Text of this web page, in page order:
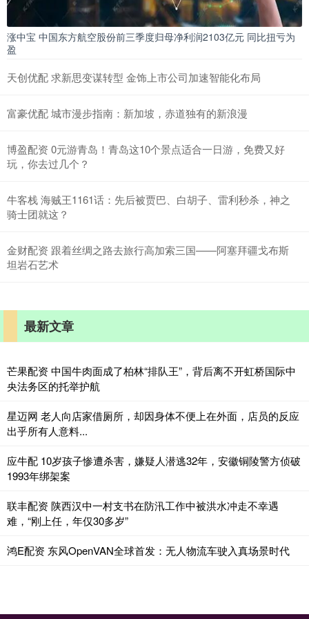
涨中宝 中国东方航空股份前三季度归母净利润2103亿元 同比扭亏为
盈
天创优配 求新思变谋转型 金饰上市公司加速智能化布局
富豪优配 城市漫步指南：新加坡，赤道独有的新浪漫
博盈配资 0元游青岛！青岛这10个景点适合一日游，免费又好
玩，你去过几个？
牛客栈 海贼王1161话：先后被贾巴、白胡子、雷利秒杀，神之
骑士团就这？
金财配资 跟着丝绸之路去旅行高加索三国——阿塞拜疆戈布斯
坦岩石艺术
最新文章
芒果配资 中国牛肉面成了柏林“排队王”，背后离不开虹桥国际中
央法务区的托举护航
星迈网 老人向店家借厕所，却因身体不便上在外面，店员的反应
出乎所有人意料...
应牛配 10岁孩子惨遭杀害，嫌疑人潜逃32年，安徽铜陵警方侦破
1993年绑架案
联丰配资 陕西汉中一村支书在防汛工作中被洪水冲走不幸遇
难，“刚上任，年仅30多岁”
鸿E配资 东风OpenVAN全球首发：无人物流车驶入真场景时代